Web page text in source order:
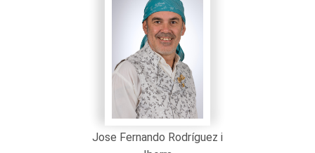
Jose Fernando Rodríguez i